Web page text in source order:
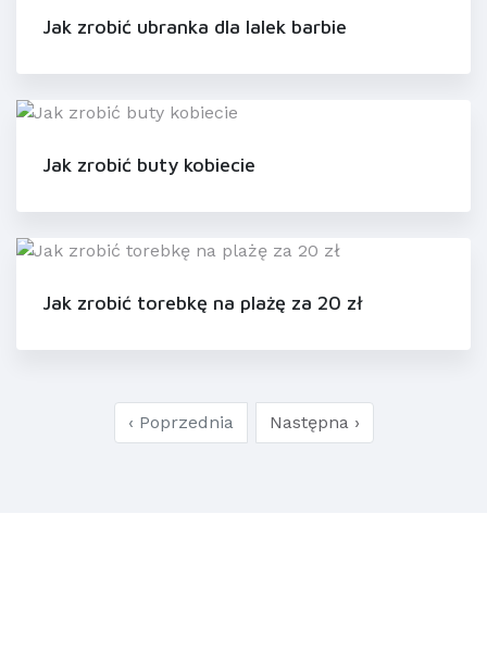
Jak zrobić ubranka dla lalek barbie
Jak zrobić buty kobiecie
Jak zrobić torebkę na plażę za 20 zł
‹ Poprzednia Następna ›